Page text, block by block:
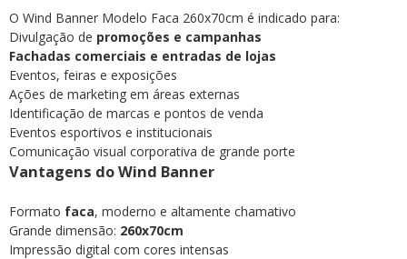
O Wind Banner Modelo Faca 260x70cm é indicado para:
Divulgação de promoções e campanhas
Fachadas comerciais e entradas de lojas
Eventos, feiras e exposições
Ações de marketing em áreas externas
Identificação de marcas e pontos de venda
Eventos esportivos e institucionais
Comunicação visual corporativa de grande porte
Vantagens do Wind Banner
Formato faca, moderno e altamente chamativo
Grande dimensão: 260x70cm
Impressão digital com cores intensas